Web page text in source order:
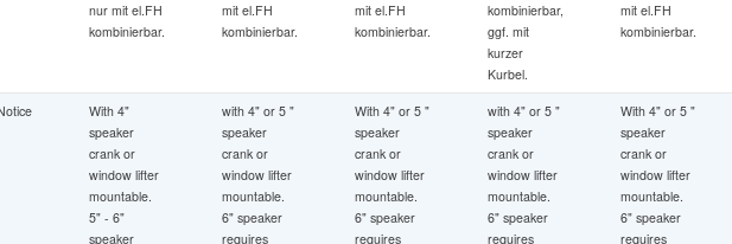
nur mit el.FH
kombinierbar.
mit el.FH
kombinierbar.
mit el.FH
kombinierbar.
kombinierbar,
ggf. mit
kurzer
Kurbel.
mit el.FH
kombinierbar.
With 4"
speaker
crank or
window lifter
mountable.
5" - 6"
speaker
with 4" or 5 "
speaker
crank or
window lifter
mountable.
6" speaker
requires
With 4" or 5 "
speaker
crank or
window lifter
mountable.
6" speaker
requires
with 4" or 5 "
speaker
crank or
window lifter
mountable.
6" speaker
requires
With 4" or 5 "
speaker
crank or
window lifter
mountable.
6" speaker
requires